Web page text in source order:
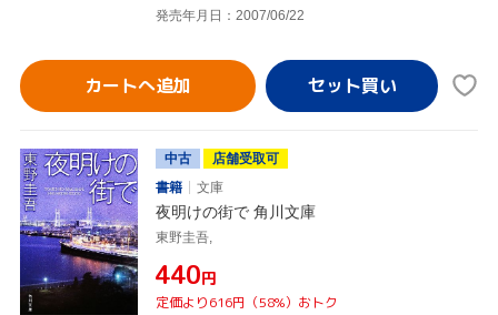
発売年月日：2007/06/22
カートへ追加
中古
店舗受取可
書籍
文庫
夜明けの街で 角川文庫
東野圭吾,
¥440円
定価より616円（58%）おトク